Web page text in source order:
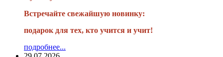
Встречайте свежайшую новинку:
подарок для тех, кто учится и учит!
подробнее...